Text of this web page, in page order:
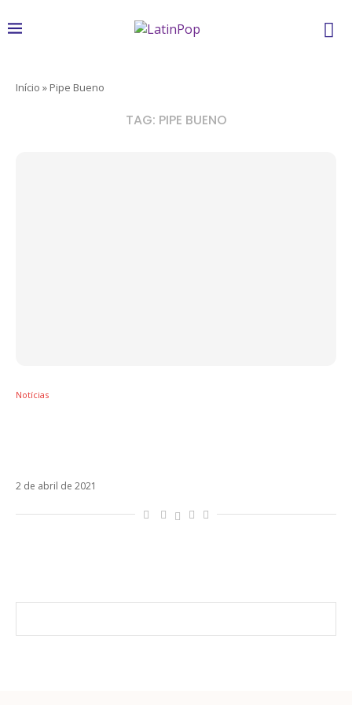
Início » Pipe Bueno
TAG: PIPE BUENO
Notícias
2 de abril de 2021